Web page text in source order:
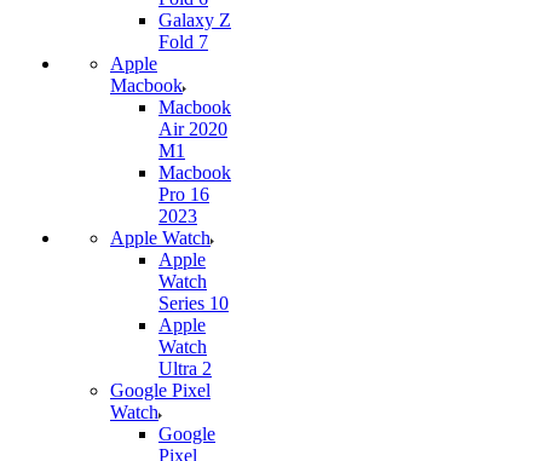
Galaxy Z
Fold 7
Apple
Macbook
Macbook
Air 2020
M1
Macbook
Pro 16
2023
Apple Watch
Apple
Watch
Series 10
Apple
Watch
Ultra 2
Google Pixel
Watch
Google
Pixel